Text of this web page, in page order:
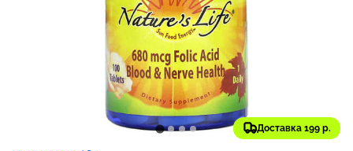
Доставка 199 р.